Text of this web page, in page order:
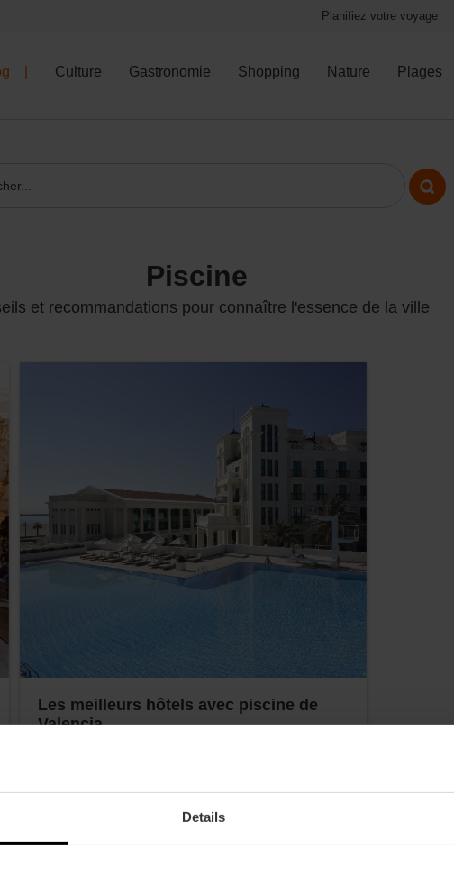
Details
Planifiez votre voyage
Culture Gastronomie Shopping Nature Plages
piscine
et recommandations pour connaître l'essence de la ville
Les meilleurs hôtels avec piscine de
Valencia